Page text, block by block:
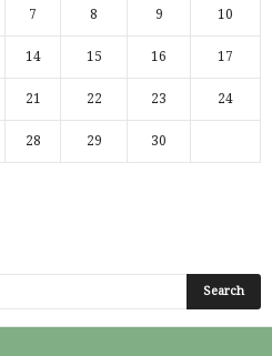
7 8 9 10
14 15 16 17
21 22 23 24
28 29 30